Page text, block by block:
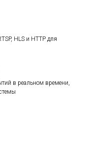
HLS и HTTP для
в реальном времени,